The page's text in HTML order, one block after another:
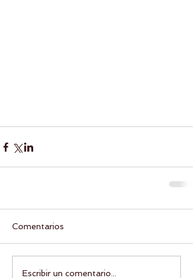
Comentarios
Escribir un comentario...